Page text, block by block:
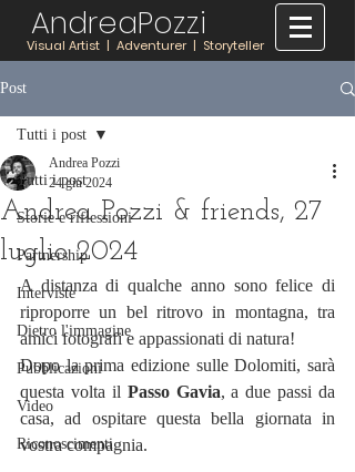
AndreaPozzi
Visual Artist | Adventurer | Storyteller
Post
Tutti i post
Storie e riflessioni
Partnership
Interviste
Dietro l'immagine
Pubblicazioni
Video
Riconoscimenti
Tutti i post
Andrea Pozzi & friends, 27
luglio 2024
Andrea Pozzi
24 giu 2024
A distanza di qualche anno sono felice di
riproporre un bel ritrovo in montagna, tra
amici fotografi e appassionati di natura!
Dopo la prima edizione sulle Dolomiti, sarà
questa volta il Passo Gavia, a due passi da
casa, ad ospitare questa bella giornata in
vostra compagnia.